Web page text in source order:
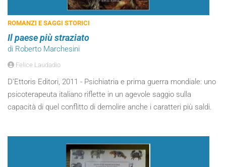
ROMANZI E SAGGI STORICI
Il paese più straziato
di Roberto Marchesini
Felice Laudadio
D’Ettoris Editori, 2011 - Psichiatria e prima guerra mondiale: uno
psicoterapeuta italiano riflette in un agevole saggio sulla
capacità di quel conflitto di demolire anche i caratteri più saldi.